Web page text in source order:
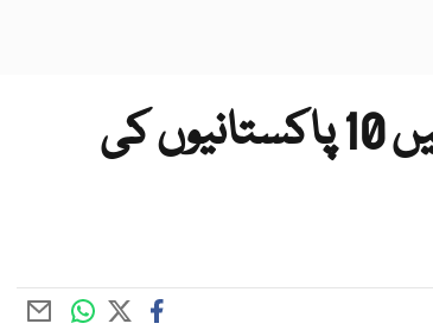
حکومت صومالی قزاقوں کے قبضے میں 10 پاکستانیوں کی